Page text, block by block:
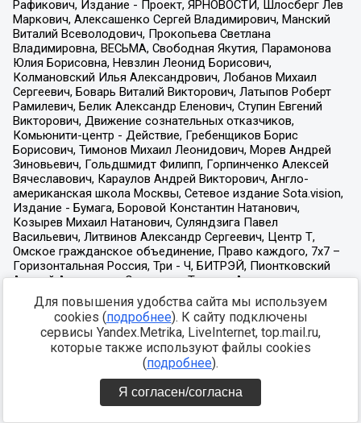
Для повышения удобства сайта мы используем
cookies (подробнее). К сайту подключены
сервисы Yandex.Metrika, LiveInternet, top.mail.ru,
которые также используют файлы cookies
(подробнее).
Я согласен/согласна